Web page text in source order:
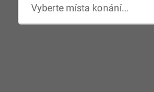
Vyberte místa konání...